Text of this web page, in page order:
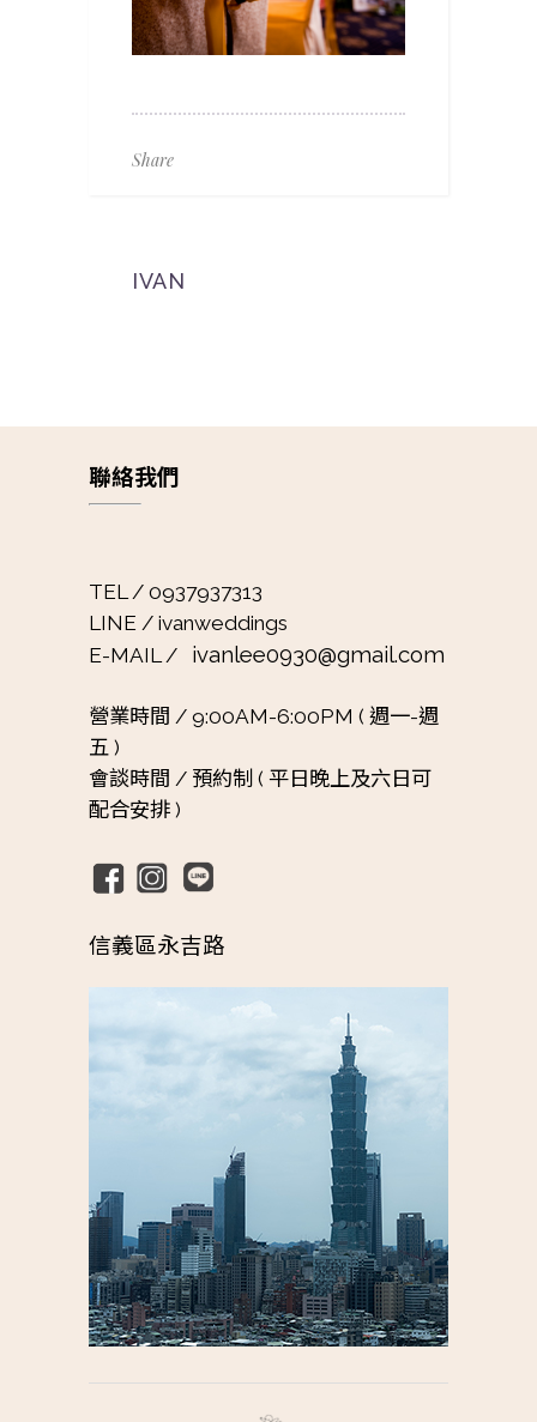
Share
IVAN
聯絡我們
TEL / 0937937313
LINE / ivanweddings
E-MAIL / ivanlee0930@gmail.com
營業時間 / 9:00AM-6:00PM ( 週一-週
五 )
會談時間 / 預約制 ( 平日晚上及六日可
配合安排 )
信義區永吉路